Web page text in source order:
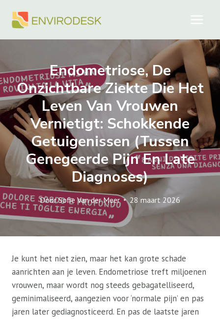
naar
Endometriose, De
Onzichtbare Ziekte Die Het
Leven Van Vrouwen
Vernietigt: Schokkende
Getuigenissen (tussen
Genegeerde Pijn En Late
Diagnoses)
DoorSofie Van der Meer 28 maart 2026
Je kunt het niet zien, maar het kan grote schade
aanrichten aan je leven. Endometriose treft miljoenen
vrouwen, maar wordt nog steeds gebagatelliseerd,
geminimaliseerd, aangezien voor ‘normale pijn’ en pas
jaren later gediagnosticeerd. En pas de laatste jaren